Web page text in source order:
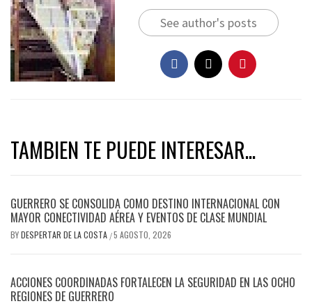
See author's posts
TAMBIEN TE PUEDE INTERESAR...
GUERRERO SE CONSOLIDA COMO DESTINO INTERNACIONAL CON
MAYOR CONECTIVIDAD AÉREA Y EVENTOS DE CLASE MUNDIAL
BYDESPERTAR DE LA COSTA /5 AGOSTO, 2026
ACCIONES COORDINADAS FORTALECEN LA SEGURIDAD EN LAS OCHO
REGIONES DE GUERRERO